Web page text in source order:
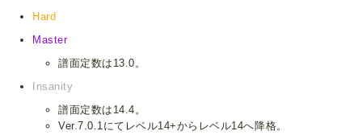
Hard
Master
譜面定数は13.0。
Insanity
譜面定数は14.4。
Ver.7.0.1にてレベル14+からレベル14へ降格。